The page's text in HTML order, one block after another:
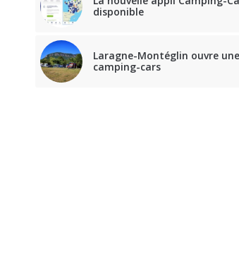
disponible
Laragne-Montéglin ouvre
camping-cars